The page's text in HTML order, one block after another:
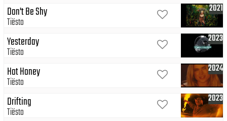
2021
Don't Be Shy
Tiësto
2023
Yesterday
Tiësto
2024
Hot Honey
Tiësto
2023
Drifting
Tiësto